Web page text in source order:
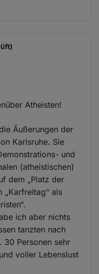
Atheisten!
Äußerungen der
Karlsruhe. Sie
und
(atheistischen)
dem „Platz der
„Karfreitag“ als
ich aber nichts
tanzten nach
30 Personen sehr
voller Lebenslust